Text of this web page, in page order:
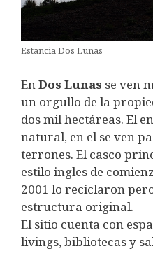
Estancia Dos Lunas
En Dos Lunas se ven
un orgullo de la
dos mil hectáreas. El
natural, en el se ven
terrones. El casco
estilo ingles de
2001 lo reciclaron
estructura original.
El sitio cuenta con
livings, bibliotecas y